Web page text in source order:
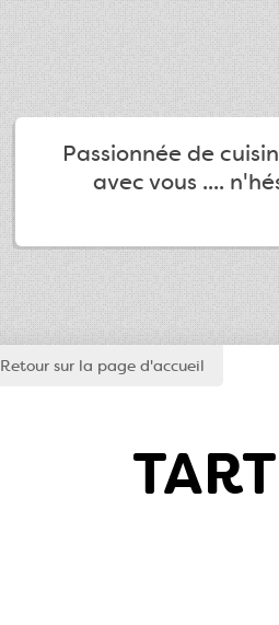
Passionnée de
avec vous ....
Retour sur la page d'accueil